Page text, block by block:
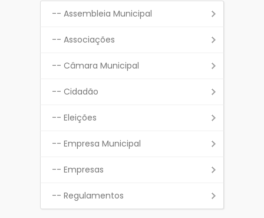
-- Assembleia Municipal
-- Associações
-- Câmara Municipal
-- Cidadão
-- Eleições
-- Empresa Municipal
-- Empresas
-- Regulamentos